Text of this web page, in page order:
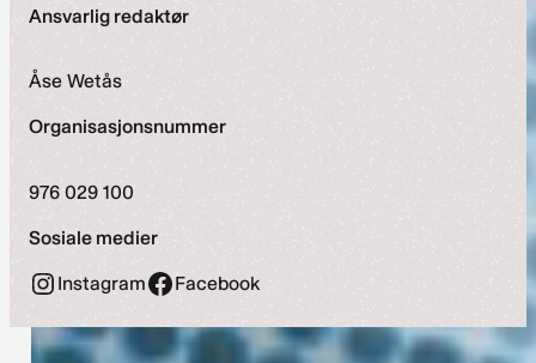
Ansvarlig redaktør
Åse Wetås
Organisasjonsnummer
976 029 100
Sosiale medier
Instagram Facebook